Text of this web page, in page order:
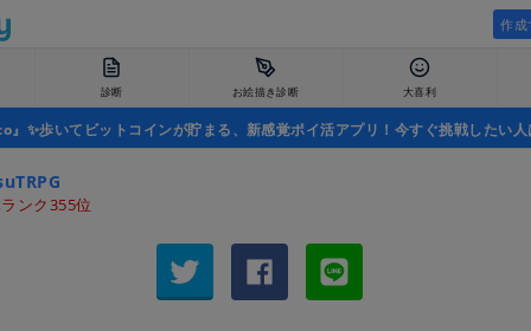
作成
診断 お絵描き診断 大喜利
』✨歩いてビットコインが貯まる、新感覚ポイ活アプリ！今すぐ挑戦したい人
ンク355位